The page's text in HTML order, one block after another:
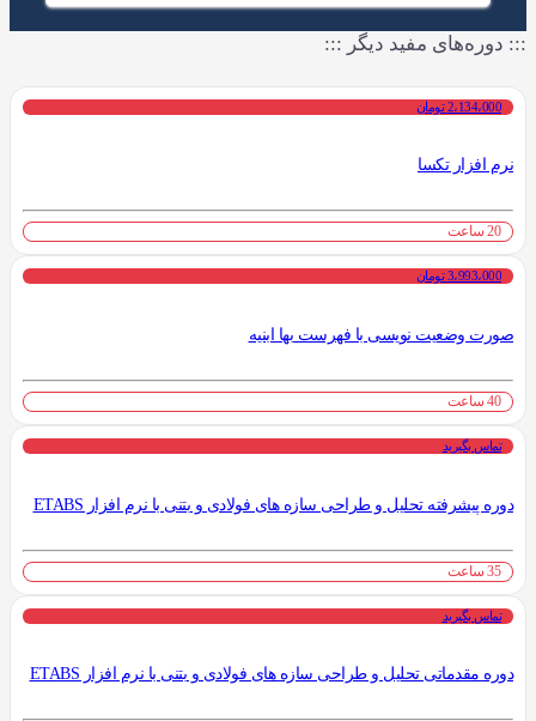
::: دوره‌های مفید دیگر :::
2،134،000 تومان
نرم افزار تکسا
20 ساعت
3،993،000 تومان
صورت وضعیت نویسی با فهرست بها ابنیه
40 ساعت
تماس بگیرید
دوره پیشرفته تحلیل و طراحی سازه های فولادی و بتنی با نرم افزار ETABS
35 ساعت
تماس بگیرید
دوره مقدماتی تحلیل و طراحی سازه های فولادی و بتنی با نرم افزار ETABS